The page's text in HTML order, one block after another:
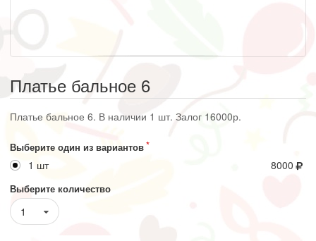
Платье бальное 6
Платье бальное 6. В наличии 1 шт. Залог 16000р.
Выберите один из вариантов
1 шт 8000
Выберите количество
1